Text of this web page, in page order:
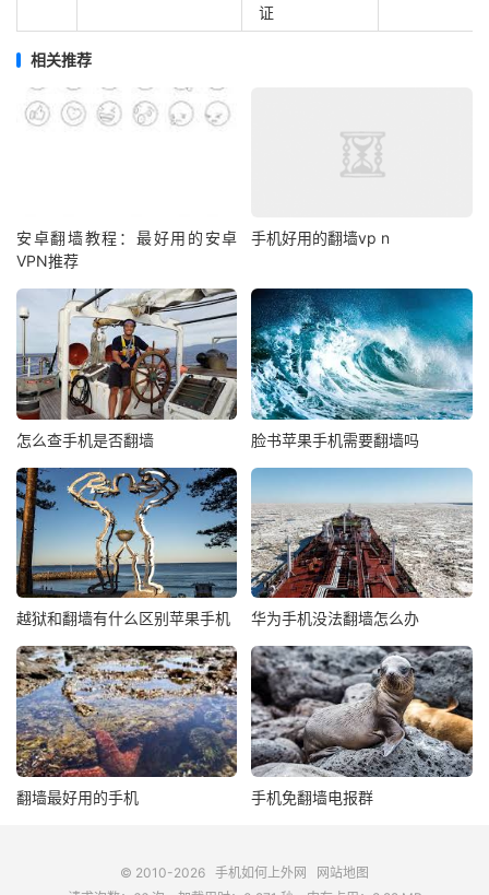
证
相关推荐
安卓翻墙教程：最好用的安卓
VPN推荐
手机好用的翻墙vp n
怎么查手机是否翻墙 脸书苹果手机需要翻墙吗
越狱和翻墙有什么区别苹果手机 华为手机没法翻墙怎么办
翻墙最好用的手机 手机免翻墙电报群
© 2010-2026 手机如何上外网
网站地图